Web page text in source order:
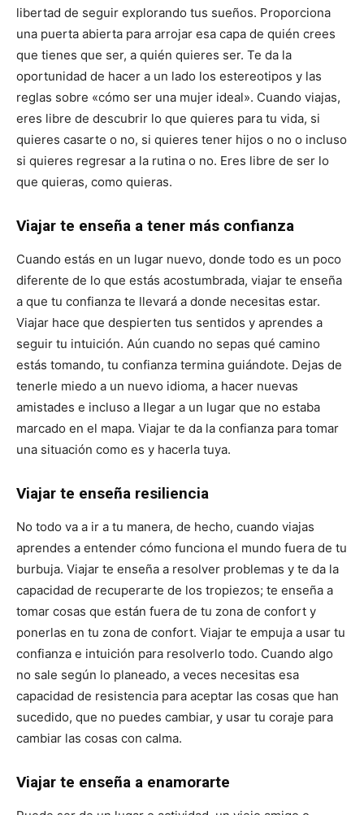
libertad de seguir explorando tus sueños. Proporciona
una puerta abierta para arrojar esa capa de quién crees
que tienes que ser, a quién quieres ser. Te da la
oportunidad de hacer a un lado los estereotipos y las
reglas sobre «cómo ser una mujer ideal». Cuando viajas,
eres libre de descubrir lo que quieres para tu vida, si
quieres casarte o no, si quieres tener hijos o no o incluso
si quieres regresar a la rutina o no. Eres libre de ser lo
que quieras, como quieras.
Viajar te enseña a tener más confianza
Cuando estás en un lugar nuevo, donde todo es un poco
diferente de lo que estás acostumbrada, viajar te enseña
a que tu confianza te llevará a donde necesitas estar.
Viajar hace que despierten tus sentidos y aprendes a
seguir tu intuición. Aún cuando no sepas qué camino
estás tomando, tu confianza termina guiándote. Dejas de
tenerle miedo a un nuevo idioma, a hacer nuevas
amistades e incluso a llegar a un lugar que no estaba
marcado en el mapa. Viajar te da la confianza para tomar
una situación como es y hacerla tuya.
Viajar te enseña resiliencia
No todo va a ir a tu manera, de hecho, cuando viajas
aprendes a entender cómo funciona el mundo fuera de tu
burbuja. Viajar te enseña a resolver problemas y te da la
capacidad de recuperarte de los tropiezos; te enseña a
tomar cosas que están fuera de tu zona de confort y
ponerlas en tu zona de confort. Viajar te empuja a usar tu
confianza e intuición para resolverlo todo. Cuando algo
no sale según lo planeado, a veces necesitas esa
capacidad de resistencia para aceptar las cosas que han
sucedido, que no puedes cambiar, y usar tu coraje para
cambiar las cosas con calma.
Viajar te enseña a enamorarte